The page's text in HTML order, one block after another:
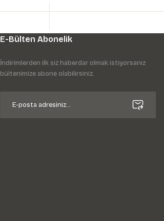
E-Bülten Abonelik
İndirimlerden ilk siz haberdar olmak istiyorsanız
bültenimize abone olabilirsiniz.